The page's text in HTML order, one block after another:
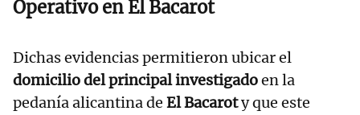
Operativo en El Bacarot
Dichas evidencias permitieron ubicar el
domicilio del principal investigadoen la
pedanía alicantina de El Bacaroty que este